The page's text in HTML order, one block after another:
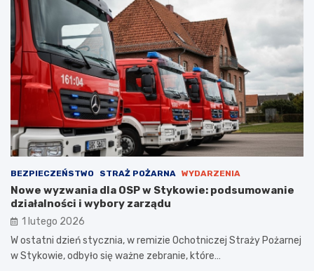
BEZPIECZEŃSTWO STRAŻ POŻARNA WYDARZENIA
Nowe wyzwania dla OSP w Stykowie: podsumowanie
działalności i wybory zarządu
1 lutego 2026
W ostatni dzień stycznia, w remizie Ochotniczej Straży Pożarnej
w Stykowie, odbyło się ważne zebranie, które…